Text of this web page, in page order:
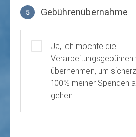
5 Gebührenübernahme
Ja, ich möchte die
Verarbeitungsgebühren
übernehmen, um
100% meiner Spenden
gehen